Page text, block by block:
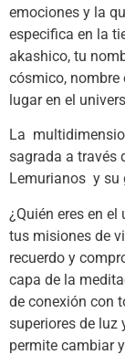
emociones y la
especifica en la
akashico, tu
cósmico, nombre
lugar en el
La
sagrada a través
Lemurianos y su
¿Quién eres en
tus misiones de
recuerdo y
capa de la
de conexión con
superiores de luz
permite cambiar